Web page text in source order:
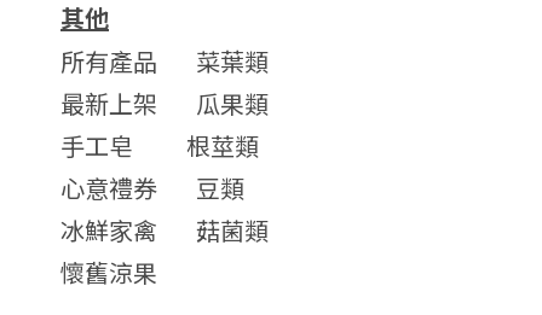
其他
所有產品
菜葉類
最新上架
瓜果類
手工皂
根莖類
心意禮券
豆類
冰鮮家禽
菇菌類
懷舊涼果